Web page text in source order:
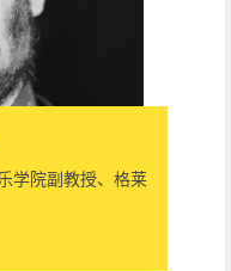
学院副教授、格莱